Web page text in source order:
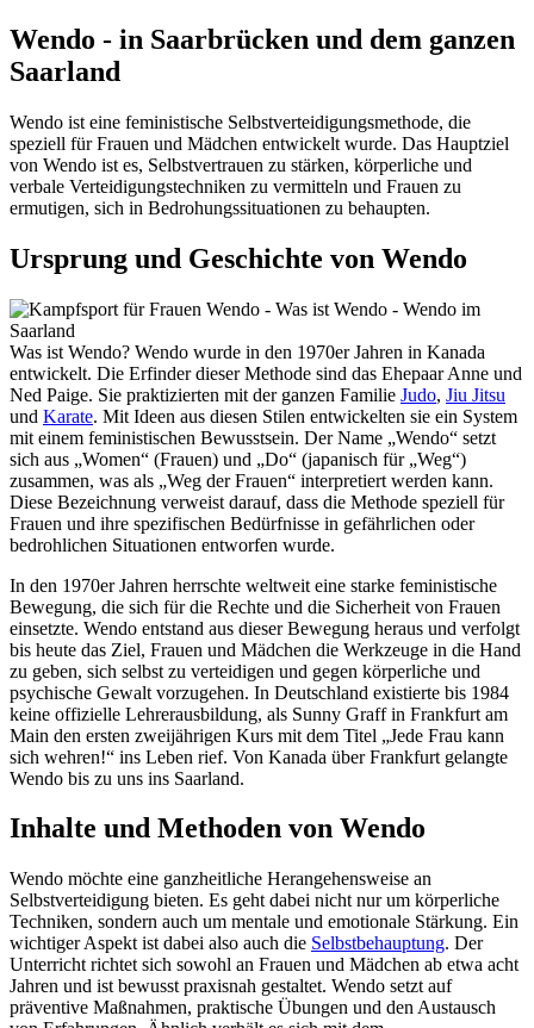
Wendo - in Saarbrücken und dem ganzen
Saarland
Wendo ist eine feministische Selbstverteidigungsmethode, die
speziell für Frauen und Mädchen entwickelt wurde. Das Hauptziel
von Wendo ist es, Selbstvertrauen zu stärken, körperliche und
verbale Verteidigungstechniken zu vermitteln und Frauen zu
ermutigen, sich in Bedrohungssituationen zu behaupten.
Ursprung und Geschichte von Wendo
Was ist Wendo? Wendo wurde in den 1970er Jahren in Kanada
entwickelt. Die Erfinder dieser Methode sind das Ehepaar Anne und
Ned Paige. Sie praktizierten mit der ganzen Familie Judo, Jiu Jitsu
und Karate. Mit Ideen aus diesen Stilen entwickelten sie ein System
mit einem feministischen Bewusstsein. Der Name „Wendo“ setzt
sich aus „Women“ (Frauen) und „Do“ (japanisch für „Weg“)
zusammen, was als „Weg der Frauen“ interpretiert werden kann.
Diese Bezeichnung verweist darauf, dass die Methode speziell für
Frauen und ihre spezifischen Bedürfnisse in gefährlichen oder
bedrohlichen Situationen entworfen wurde.
In den 1970er Jahren herrschte weltweit eine starke feministische
Bewegung, die sich für die Rechte und die Sicherheit von Frauen
einsetzte. Wendo entstand aus dieser Bewegung heraus und verfolgt
bis heute das Ziel, Frauen und Mädchen die Werkzeuge in die Hand
zu geben, sich selbst zu verteidigen und gegen körperliche und
psychische Gewalt vorzugehen. In Deutschland existierte bis 1984
keine offizielle Lehrerausbildung, als Sunny Graff in Frankfurt am
Main den ersten zweijährigen Kurs mit dem Titel „Jede Frau kann
sich wehren!“ ins Leben rief. Von Kanada über Frankfurt gelangte
Wendo bis zu uns ins Saarland.
Inhalte und Methoden von Wendo
Wendo möchte eine ganzheitliche Herangehensweise an
Selbstverteidigung bieten. Es geht dabei nicht nur um körperliche
Techniken, sondern auch um mentale und emotionale Stärkung. Ein
wichtiger Aspekt ist dabei also auch die Selbstbehauptung. Der
Unterricht richtet sich sowohl an Frauen und Mädchen ab etwa acht
Jahren und ist bewusst praxisnah gestaltet. Wendo setzt auf
präventive Maßnahmen, praktische Übungen und den Austausch